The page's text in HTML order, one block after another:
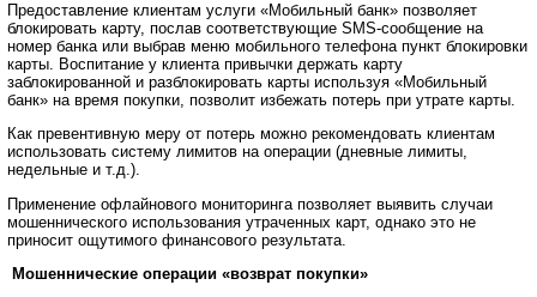
Предоставление клиентам услуги «Мобильный банк» позволяет
блокировать карту, послав соответствующие SMS-сообщение на
номер банка или выбрав меню мобильного телефона пункт блокировки
карты. Воспитание у клиента привычки держать карту
заблокированной и разблокировать карты используя «Мобильный
банк» на время покупки, позволит избежать потерь при утрате карты.
Как превентивную меру от потерь можно рекомендовать клиентам
использовать систему лимитов на операции (дневные лимиты,
недельные и т.д.).
Применение офлайнового мониторинга позволяет выявить случаи
мошеннического использования утраченных карт, однако это не
приносит ощутимого финансового результата.
Мошеннические операции «возврат покупки»